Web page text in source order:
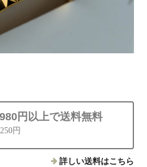
円以上で送料無料
円
詳しい送料はこちら